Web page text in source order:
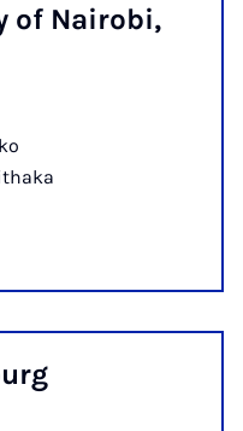
of Nai­ro­bi,